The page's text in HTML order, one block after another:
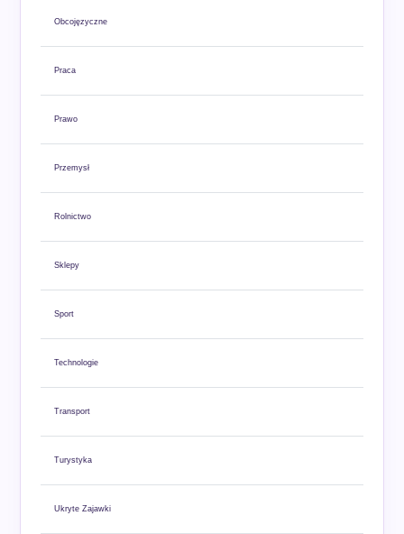
Obcojęzyczne
Praca
Prawo
Przemysł
Rolnictwo
Sklepy
Sport
Technologie
Transport
Turystyka
Ukryte Zajawki